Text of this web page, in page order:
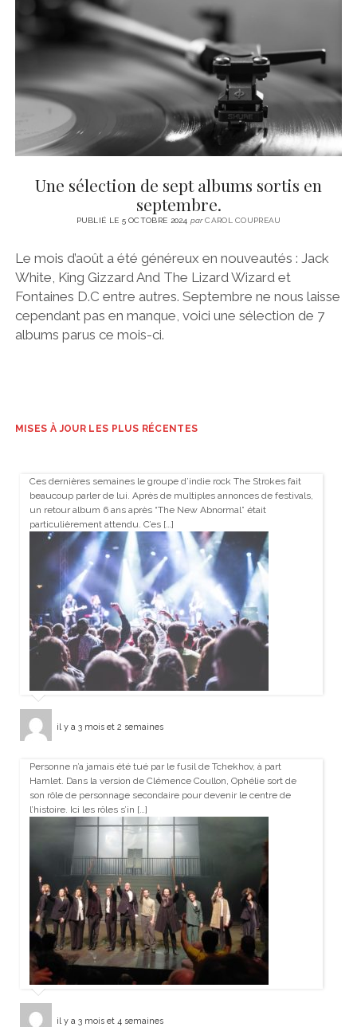
LITTÉRATURE
ÉCONOMIE
SPORT
MÉDIAS
instagram
emailemail-
form
Une sélection de sept albums sortis en
septembre.
PUBLIÉ LE 5 OCTOBRE 2024 parCAROL COUPREAU
Le mois d’août a été généreux en nouveautés : Jack
White, King Gizzard And The Lizard Wizard et
Fontaines D.C entre autres. Septembre ne nous laisse
cependant pas en manque, voici une sélection de 7
albums parus ce mois-ci.
MISES À JOUR LES PLUS RÉCENTES
Ces dernières semaines le groupe d’indie rock The Strokes fait
beaucoup parler de lui. Après de multiples annonces de festivals,
un retour album 6 ans après “The New Abnormal” était
particulièrement attendu. C’es […]
il y a 3 mois et 2 semaines
Personne n’a jamais été tué par le fusil de Tchekhov, à part
Hamlet. Dans la version de Clémence Coullon, Ophélie sort de
son rôle de personnage secondaire pour devenir le centre de
l’histoire. Ici les rôles s’in […]
il y a 3 mois et 4 semaines